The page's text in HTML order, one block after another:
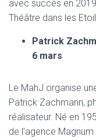
avec succès en
Théâtre dans les
Patrick
6 mars
Le MahJ organise
Patrick Zachmann,
réalisateur. Né en
de l’agence